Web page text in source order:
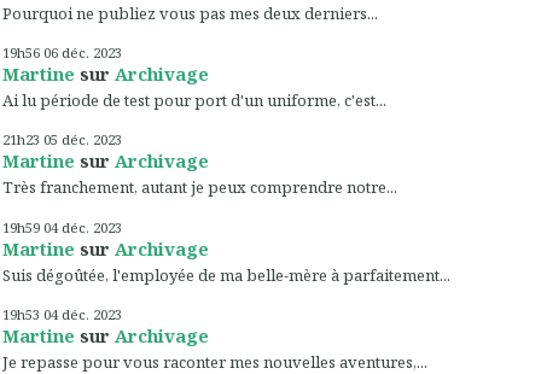
Pourquoi ne publiez vous pas mes deux derniers...
19h56 06 déc. 2023
Martine sur Archivage
Ai lu période de test pour port d'un uniforme, c'est...
21h23 05 déc. 2023
Martine sur Archivage
Très franchement, autant je peux comprendre notre...
19h59 04 déc. 2023
Martine sur Archivage
Suis dégoûtée, l'employée de ma belle-mère à parfaitement...
19h53 04 déc. 2023
Martine sur Archivage
Je repasse pour vous raconter mes nouvelles aventures,...